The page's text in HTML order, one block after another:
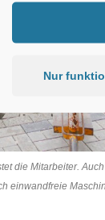
die Mitarbeiter.
einwandfreie
Nur